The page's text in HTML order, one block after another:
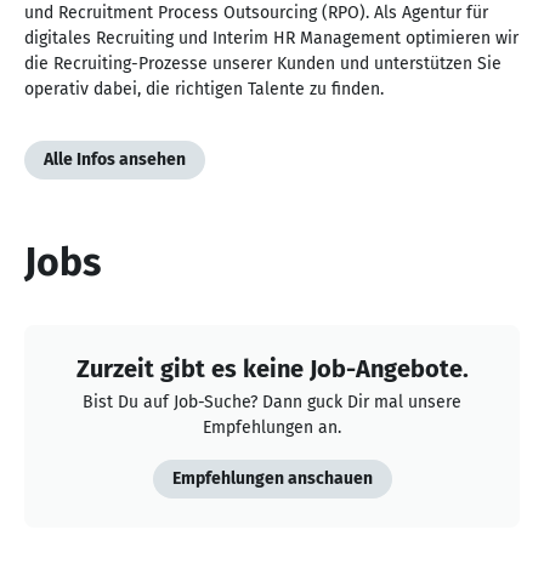
und Recruitment Process Outsourcing (RPO). Als Agentur für
digitales Recruiting und Interim HR Management optimieren wir
die Recruiting-Prozesse unserer Kunden und unterstützen Sie
operativ dabei, die richtigen Talente zu finden.
Alle Infos ansehen
Jobs
Zurzeit gibt es keine Job-Angebote.
Bist Du auf Job-Suche? Dann guck Dir mal unsere
Empfehlungen an.
Empfehlungen anschauen